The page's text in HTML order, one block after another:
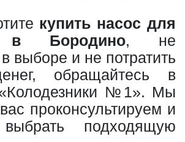
купить насос для
в Бородино, не
выборе и не потратить
обращайтесь в
№1». Мы
проконсультируем и
подходящую